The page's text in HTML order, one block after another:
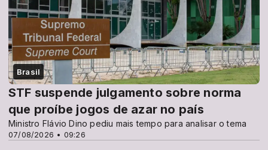
Brasil
07/08/2026 • 09:26
STF suspende julgamento sobre norma
que proíbe jogos de azar no país
Ministro Flávio Dino pediu mais tempo para analisar o tema